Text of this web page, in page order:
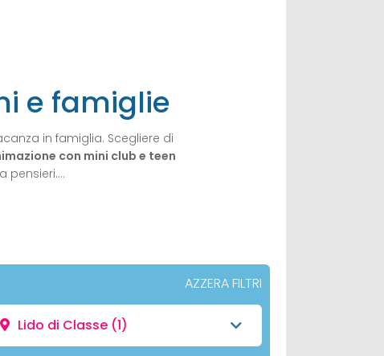
e famiglie
in famiglia. Scegliere di
con mini club e teen
pensieri.…
AZZERA FILTRI
Lido di Classe (1)